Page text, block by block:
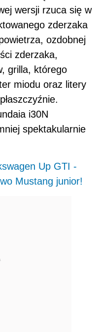
wersji rzuca się w
zderzaka
ozdobnej
zderzaka,
grilla, którego
miodu oraz litery
i30N
spektakularnie
Up GTI -
Mustang junior!